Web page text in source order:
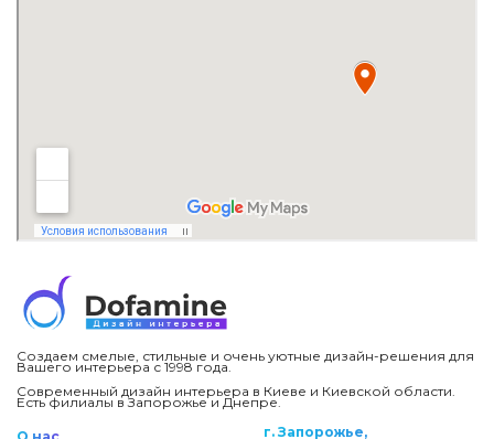
Создаем смелые, стильные и очень уютные дизайн-решения для
Вашего интерьера с 1998 года.
Современный дизайн интерьера в Киеве и Киевской области.
Есть филиалы в Запорожье и Днепре.
г. Запорожье,